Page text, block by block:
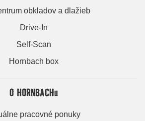
obkladov a dlažieb
Drive-In
Self-Scan
Hornbach box
O HORNBACHu
pracovné ponuky